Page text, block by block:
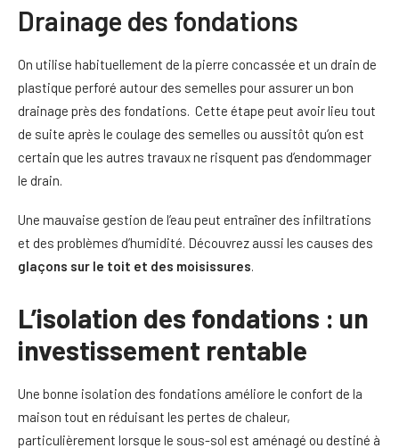
Drainage des fondations
On utilise habituellement de la pierre concassée et un drain de
plastique perforé autour des semelles pour assurer un bon
drainage près des fondations. Cette étape peut avoir lieu tout
de suite après le coulage des semelles ou aussitôt qu’on est
certain que les autres travaux ne risquent pas d’endommager
le drain.
Une mauvaise gestion de l’eau peut entraîner des infiltrations
et des problèmes d’humidité. Découvrez aussi les causes des
glaçons sur le toit et des moisissures.
L’isolation des fondations : un
investissement rentable
Une bonne isolation des fondations améliore le confort de la
maison tout en réduisant les pertes de chaleur,
particulièrement lorsque le sous-sol est aménagé ou destiné à